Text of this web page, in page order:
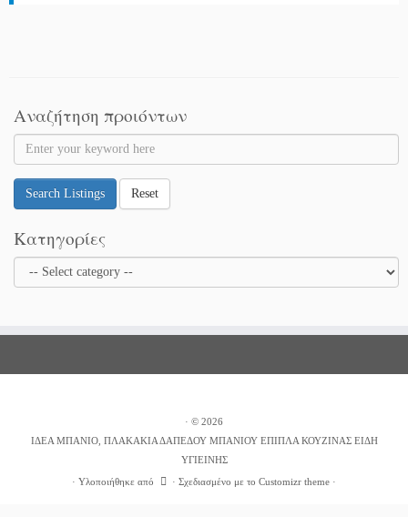
Αναζήτηση προιόντων
Search Listings Reset
Κατηγορίες
· © 2026
ΙΔΕΑ ΜΠΑΝΙΟ, ΠΛΑΚΑΚΙΑ ΔΑΠΕΔΟΥ ΜΠΑΝΙΟΥ ΕΠΙΠΛΑ ΚΟΥΖΙΝΑΣ ΕΙΔΗ
ΥΓΙΕΙΝΗΣ
· Υλοποιήθηκε από · Σχεδιασμένο με το Customizr theme ·